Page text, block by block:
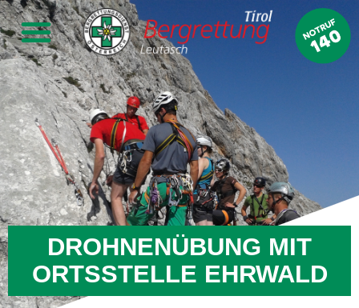
DROHNENÜBUNG MIT
ORTSSTELLE EHRWALD